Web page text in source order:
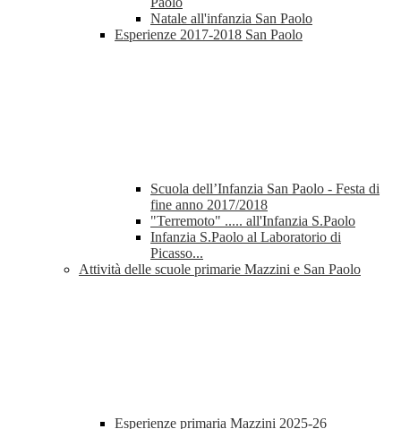
Natale all'infanzia San Paolo
Esperienze 2017-2018 San Paolo
Scuola dell’Infanzia San Paolo - Festa di
fine anno 2017/2018
"Terremoto" ..... all'Infanzia S.Paolo
Infanzia S.Paolo al Laboratorio di
Picasso...
Attività delle scuole primarie Mazzini e San Paolo
Esperienze primaria Mazzini 2025-26